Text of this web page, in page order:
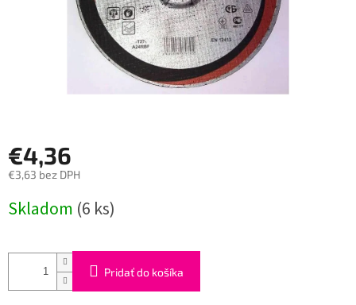
€4,36
€3,63 bez DPH
cena:
Skladom (6 ks)
Pridať do košíka